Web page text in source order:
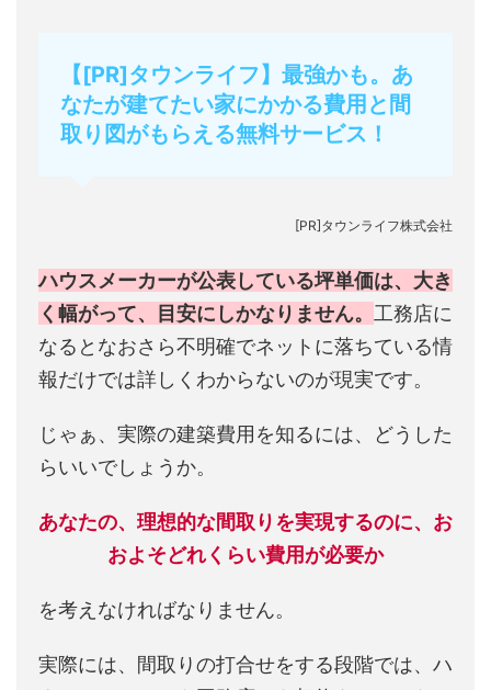
【[PR]タウンライフ】最強かも。あ
なたが建てたい家にかかる費用と間
取り図がもらえる無料サービス！
[PR]タウンライフ株式会社
ハウスメーカーが公表している坪単価は、大き
く幅がって、目安にしかなりません。 工務店に
なるとなおさら不明確でネットに落ちている情
報だけでは詳しくわからないのが現実です。
じゃぁ、実際の建築費用を知るには、どうした
らいいでしょうか。
あなたの、理想的な間取りを実現するのに、お
およそどれくらい費用が必要か
を考えなければなりません。
実際には、間取りの打合せをする段階では、ハ